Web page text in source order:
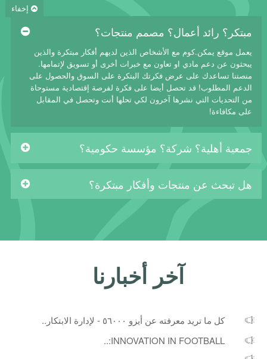
إخفاء
مبتكر؟ رائد أعمال؟ مصمم منتجات؟
يعمل موقع يمكن.كوم مع الأشخاص الذين لديهم أفكار مبتكرة والذين
يبحثون عن دعم مادي او تعاون مع خبرات أخرى أو تسويق لإتمامها.
منصتنا تساعدك على عرض فكرتك البتكرة على السوق والحصول على
الدعم المطلوب! قد تحصل أيضا على فكرة لفرصة إقتصادية مستوحاة
من التحديات التي نشرها آخرون لكي تحلها أنت وتحصل في المقابل
على مكافاءة!
جمعية أهلية؟ شركة؟ مؤسسة حكومية؟
هل تبحث عن منتجات وأفكار مبتكرة؟
آخر أخبارنا
كل ما تريد معرفته عن أيزو ٥٦٠٠٠ - لإدارة الابتكار..
INNOVATION IN FOOTBALL:..